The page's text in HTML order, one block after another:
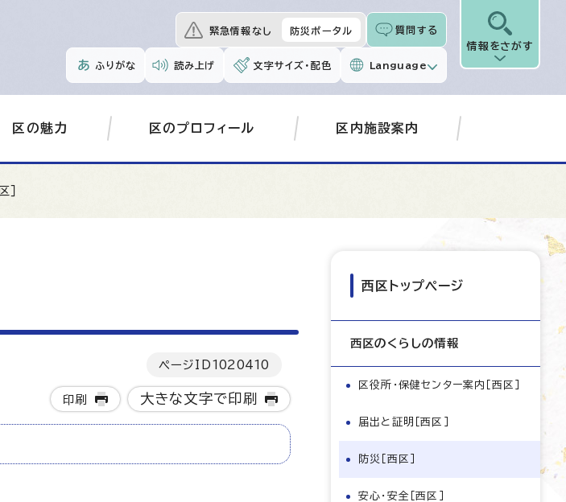
緊急情報なし 防災ポータル 質問する
ふりがな 読み上げ 文字サイズ・配色 Language
情報をさがす
区の魅力 区のプロフィール 区内施設案内
ページID 1020410
印刷 大きな文字で印刷
西区トップページ
西区のくらしの情報
区役所・保健センター案内［西区］
届出と証明［西区］
防災［西区］
安心・安全［西区］